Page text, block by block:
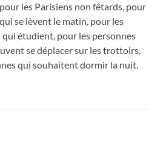
les Parisiens non fêtards, pour
se lèvent le matin, pour les
étudient, pour les personnes
se déplacer sur les trottoirs,
qui souhaitent dormir la nuit.